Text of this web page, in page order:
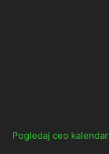
Pogledaj ceo kalendar